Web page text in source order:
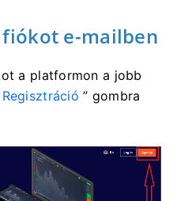
e-mailben
a platformon a jobb
Regisztráció ” gombra